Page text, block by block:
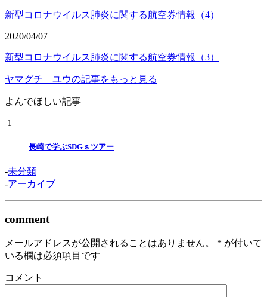
新型コロナウイルス肺炎に関する航空券情報（4）
2020/04/07
新型コロナウイルス肺炎に関する航空券情報（3）
ヤマグチ ユウの記事をもっと見る
よんでほしい記事
1
長崎で学ぶSDGｓツアー
-未分類
-アーカイブ
comment
メールアドレスが公開されることはありません。 * が付いて
いる欄は必須項目です
コメント